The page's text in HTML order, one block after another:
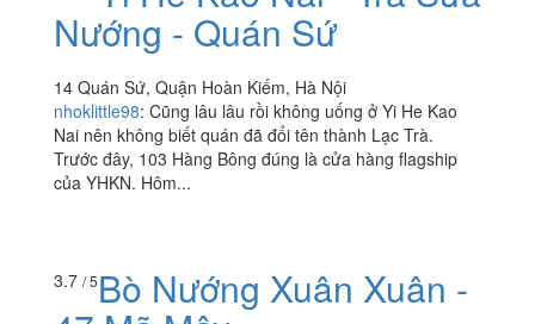
2.5/ 5Yi He Kao Nai - Trà Sữa
Nướng - Quán Sứ
14 Quán Sứ, Quận Hoàn Kiếm, Hà Nội
của YHKN. Hôm...